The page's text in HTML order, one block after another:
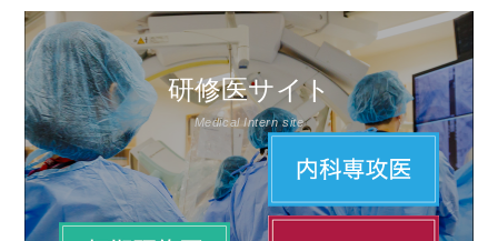
研修医サイト
Medical Intern site